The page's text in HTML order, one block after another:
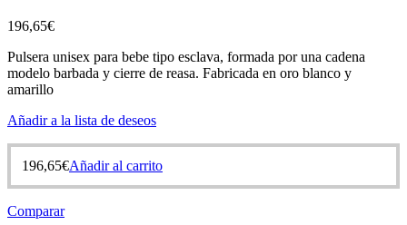
196,65€
Pulsera unisex para bebe tipo esclava, formada por una cadena
modelo barbada y cierre de reasa. Fabricada en oro blanco y
amarillo
Añadir a la lista de deseos
196,65€Añadir al carrito
Comparar